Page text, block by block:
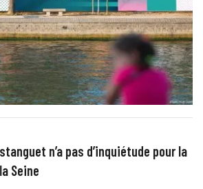
n’a pas d’inquiétude pour la
Seine